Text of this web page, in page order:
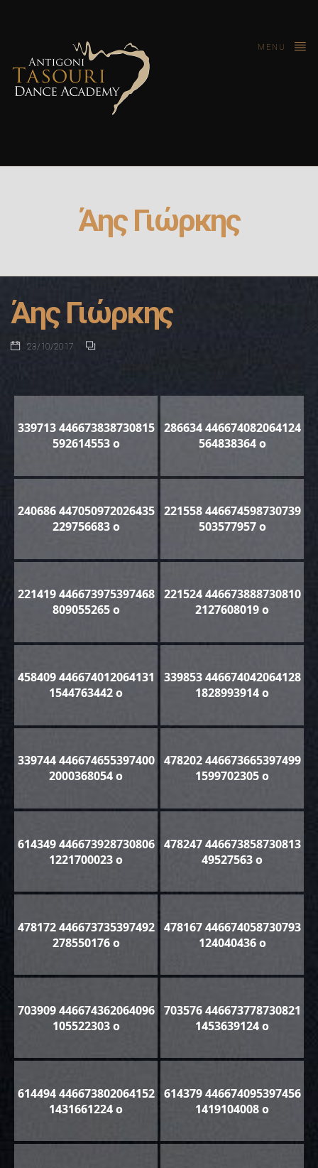
MENU
Άης Γιώρκης
Άης Γιώρκης
23/10/2017
339713 446673838730815
592614553 o
286634 446674082064124
564838364 o
240686 447050972026435
229756683 o
221558 446674598730739
503577957 o
221419 446673975397468
809055265 o
221524 446673888730810
2127608019 o
458409 446674012064131
1544763442 o
339853 446674042064128
1828993914 o
339744 446674655397400
2000368054 o
478202 446673665397499
1599702305 o
614349 446673928730806
1221700023 o
478247 446673858730813
49527563 o
478172 446673735397492
278550176 o
478167 446674058730793
124040436 o
703909 446674362064096
105522303 o
703576 446673778730821
1453639124 o
614494 446673802064152
1431661224 o
614379 446674095397456
1419104008 o